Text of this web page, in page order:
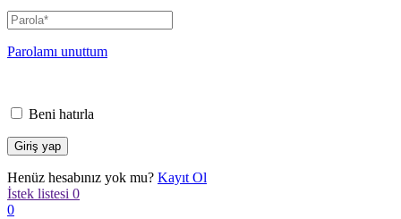
Parolamı unuttum
Beni hatırla
Henüz hesabınız yok mu? Kayıt Ol
İstek listesi 0
0